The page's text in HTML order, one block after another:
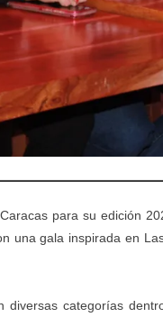
para su edición
una gala inspirada en
categorías